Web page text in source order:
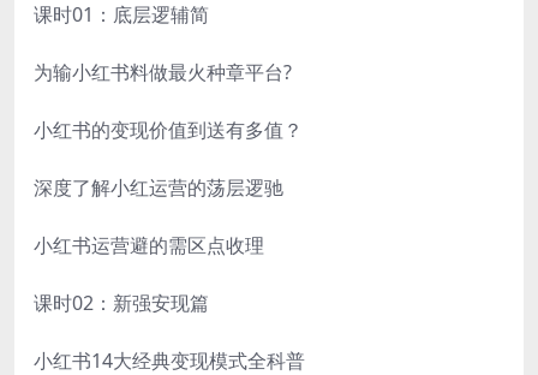
课时01：底层逻辅简
为输小红书料做最火种章平台?
小红书的变现价值到送有多值？
深度了解小红运营的荡层逻驰
小红书运营避的需区点收理
课时02：新强安现篇
小红书14大经典变现模式全科普